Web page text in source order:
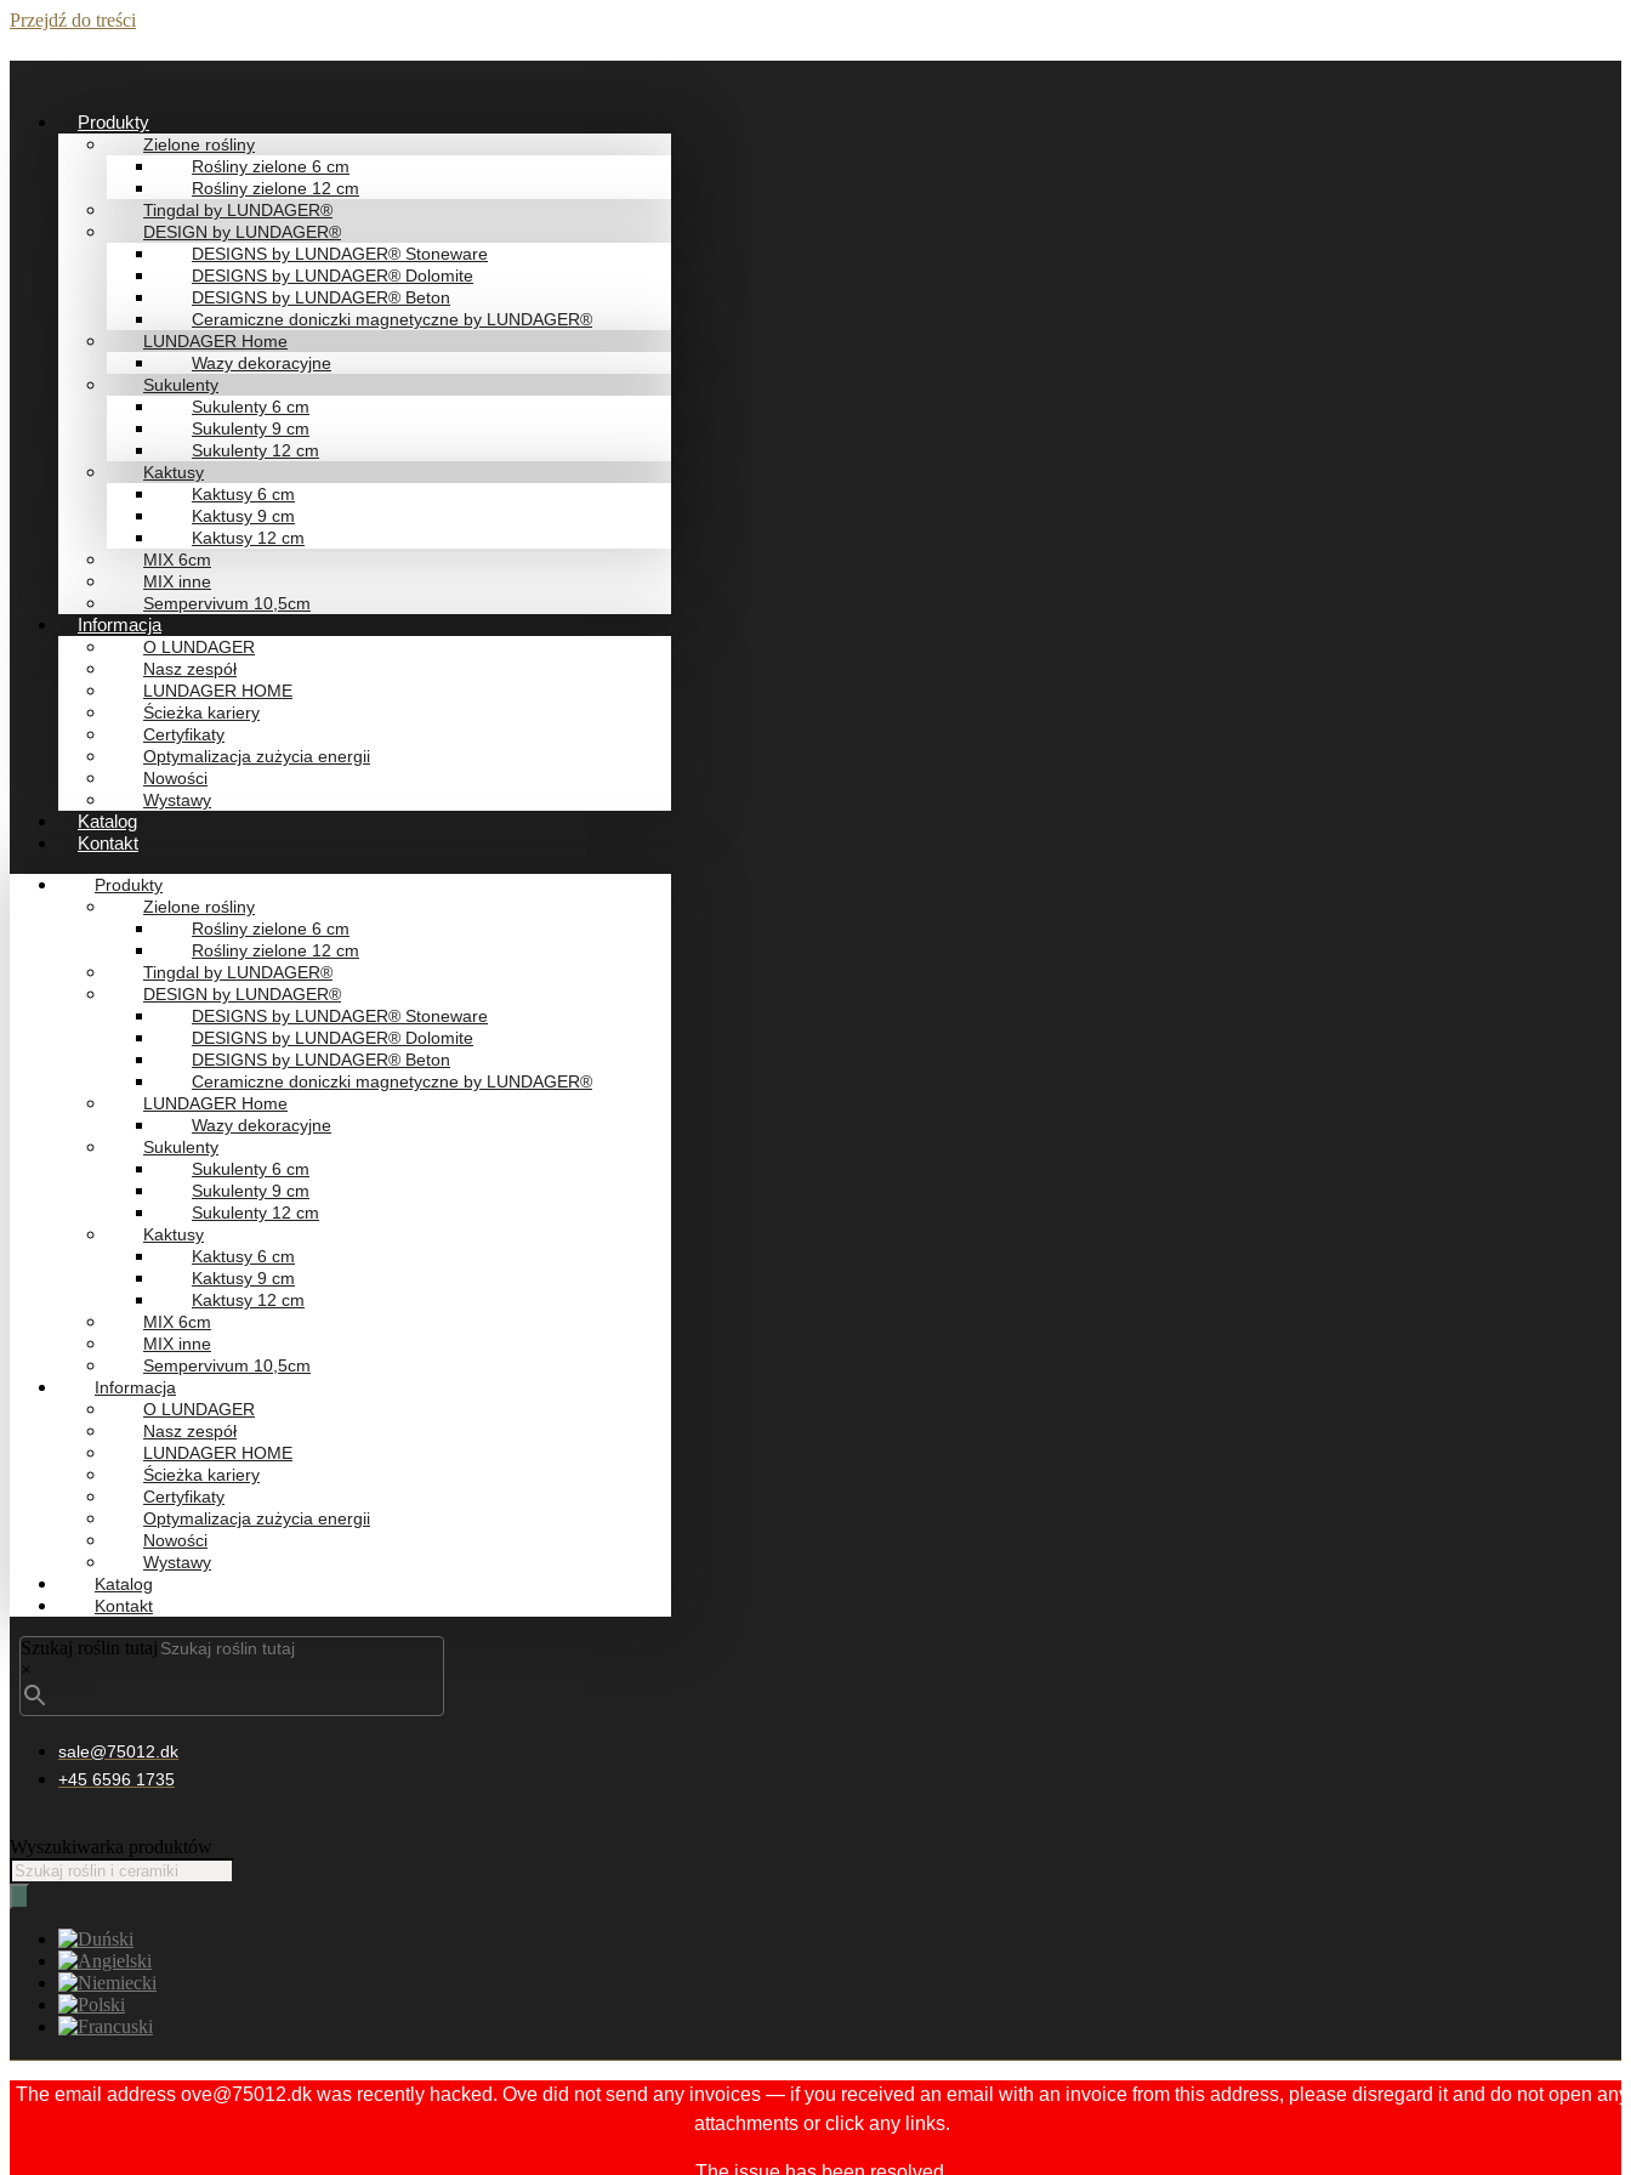
Przejdź do treści
Produkty
Zielone rośliny
Rośliny zielone 6 cm
Rośliny zielone 12 cm
Tingdal by LUNDAGER®
DESIGN by LUNDAGER®
DESIGNS by LUNDAGER® Stoneware
DESIGNS by LUNDAGER® Dolomite
DESIGNS by LUNDAGER® Beton
Ceramiczne doniczki magnetyczne by LUNDAGER®
LUNDAGER Home
Wazy dekoracyjne
Sukulenty
Sukulenty 6 cm
Sukulenty 9 cm
Sukulenty 12 cm
Kaktusy
Kaktusy 6 cm
Kaktusy 9 cm
Kaktusy 12 cm
MIX 6cm
MIX inne
Sempervivum 10,5cm
Informacja
O LUNDAGER
Nasz zespół
LUNDAGER HOME
Ścieżka kariery
Certyfikaty
Optymalizacja zużycia energii
Nowości
Wystawy
Katalog
Kontakt
Produkty
Zielone rośliny
Rośliny zielone 6 cm
Rośliny zielone 12 cm
Tingdal by LUNDAGER®
DESIGN by LUNDAGER®
DESIGNS by LUNDAGER® Stoneware
DESIGNS by LUNDAGER® Dolomite
DESIGNS by LUNDAGER® Beton
Ceramiczne doniczki magnetyczne by LUNDAGER®
LUNDAGER Home
Wazy dekoracyjne
Sukulenty
Sukulenty 6 cm
Sukulenty 9 cm
Sukulenty 12 cm
Kaktusy
Kaktusy 6 cm
Kaktusy 9 cm
Kaktusy 12 cm
MIX 6cm
MIX inne
Sempervivum 10,5cm
Informacja
O LUNDAGER
Nasz zespół
LUNDAGER HOME
Ścieżka kariery
Certyfikaty
Optymalizacja zużycia energii
Nowości
Wystawy
Katalog
Kontakt
Szukaj roślin tutaj
×
sale@75012.dk
+45 6596 1735
Wyszukiwarka produktów
The email address ove@75012.dk was recently hacked. Ove did not send any invoices — if you received an email with an invoice from this address, please disregard it and do not open any
attachments or click any links.